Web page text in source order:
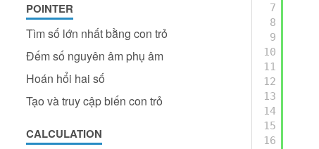
POINTER
Tìm số lớn nhất bằng con trỏ
Đếm số nguyên âm phụ âm
Hoán hổi hai số
Tạo và truy cập biến con trỏ
CALCULATION
7
8
9
10
11
12
13
14
15
16